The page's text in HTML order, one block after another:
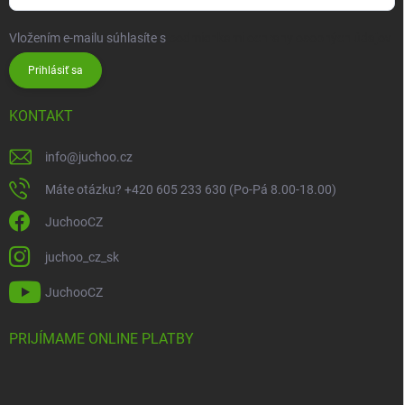
Vložením e-mailu súhlasíte s
Prihlásiť sa
KONTAKT
info@juchoo.cz
Máte otázku? +420 605 233 630 (Po-Pá 8.00-18.00)
JuchooCZ
juchoo_cz_sk
JuchooCZ
PRIJÍMAME ONLINE PLATBY